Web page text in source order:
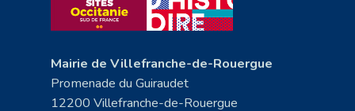
Mairie de Villefranche-de-Rouergue
Promenade du Guiraudet
12200 Villefranche-de-Rouergue